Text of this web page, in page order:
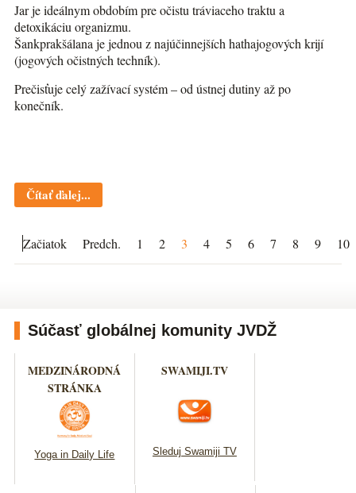
Jar je ideálnym obdobím pre očistu tráviaceho traktu a
detoxikáciu organizmu.
Šankprakšálana je jednou z najúčinnejších hathajogových krijí
(jogových očistných techník).
Prečisťuje celý zažívací systém – od ústnej dutiny až po
konečník.
Čítať ďalej...
Začiatok Predch. 1 2 3 4 5 6 7 8 9 10
Súčasť globálnej komunity JVDŽ
MEDZINÁRODNÁ
STRÁNKA
Yoga in Daily Life
SWAMIJI.TV
Sleduj Swamiji TV